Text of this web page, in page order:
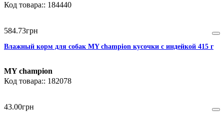
184440
584.73грн
Влажный корм для собак MY champion кусочки с индейкой 415 г
MY champion
182078
43.00грн